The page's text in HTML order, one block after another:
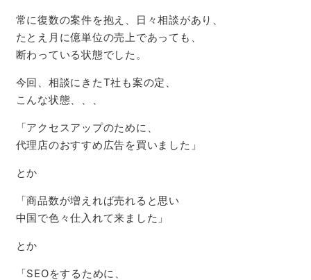
常に復数の案件を抱え、日々相談があり、
たとえ月に億単位の売上であっても、
断わっている状態でした。
今回、相談にきたT社も案の定、
こんな状態、、、
「アクセスアップのために、
代理店のおすすめ広告を買いました」
とか
「商品数が増えれば売れると思い
中国で色々仕入れて来ました」
とか
「SEOをするために、